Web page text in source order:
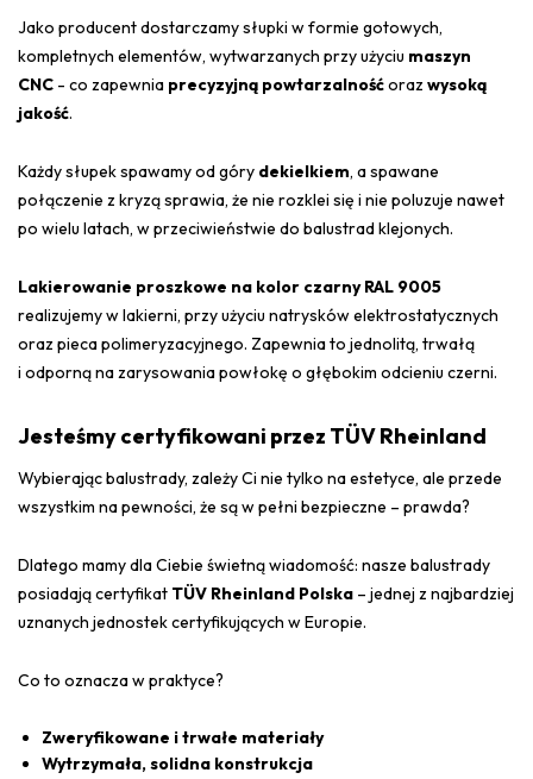
Jako producent dostarczamy słupki w formie gotowych,
kompletnych elementów, wytwarzanych przy użyciu maszyn
CNC - co zapewnia precyzyjną powtarzalnośćoraz wysoką
jakość.
Każdy słupek spawamy od góry dekielkiem, a spawane
połączenie z kryzą sprawia, że nie rozklei się i nie poluzuje nawet
po wielu latach, w przeciwieństwie do balustrad klejonych.
Lakierowanie proszkowe na kolor czarny RAL 9005
realizujemy w lakierni, przy użyciu natrysków elektrostatycznych
oraz pieca polimeryzacyjnego. Zapewnia to jednolitą, trwałą
i odporną na zarysowania powłokę o głębokim odcieniu czerni.
Jesteśmy certyfikowani przez TÜV Rheinland
Wybierając balustrady, zależy Ci nie tylko na estetyce, ale przede
wszystkim na pewności, że są w pełni bezpieczne – prawda?
Dlatego mamy dla Ciebie świetną wiadomość: nasze balustrady
posiadają certyfikat TÜV Rheinland Polska – jednej z najbardziej
uznanych jednostek certyfikujących w Europie.
Co to oznacza w praktyce?
Zweryfikowane i trwałe materiały
Wytrzymała, solidna konstrukcja